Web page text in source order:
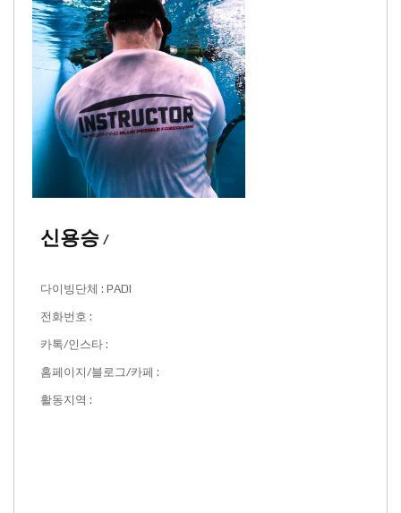
신용승 /
다이빙단체 : PADI
전화번호 :
카톡/인스타 :
홈페이지/블로그/카페 :
활동지역 :